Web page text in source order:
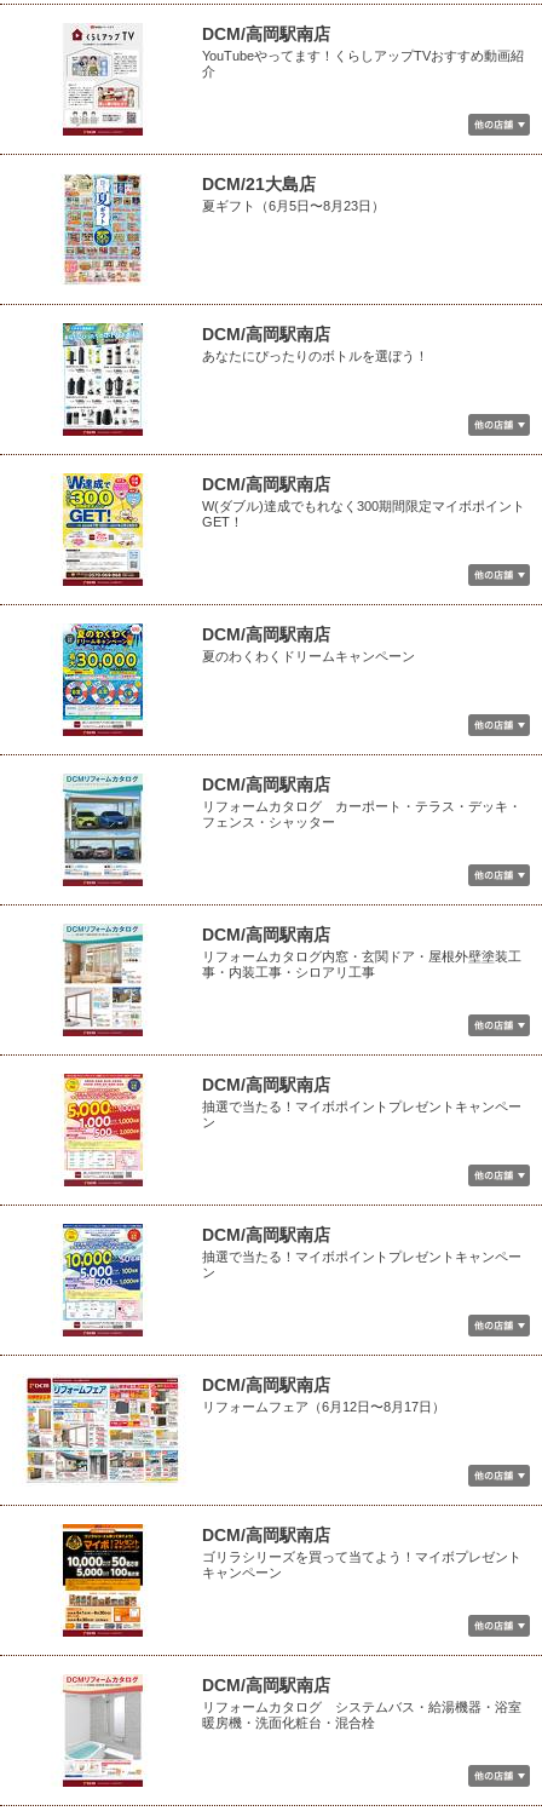
DCM/高岡駅南店
YouTubeやってます！くらしアップTVおすすめ動画紹
介
DCM/21大島店
夏ギフト（6月5日〜8月23日）
DCM/高岡駅南店
あなたにぴったりのボトルを選ぼう！
DCM/高岡駅南店
W(ダブル)達成でもれなく300期間限定マイボポイント
GET！
DCM/高岡駅南店
夏のわくわくドリームキャンペーン
DCM/高岡駅南店
リフォームカタログ カーポート・テラス・デッキ・
フェンス・シャッター
DCM/高岡駅南店
リフォームカタログ内窓・玄関ドア・屋根外壁塗装工
事・内装工事・シロアリ工事
DCM/高岡駅南店
抽選で当たる！マイボポイントプレゼントキャンペー
ン
DCM/高岡駅南店
抽選で当たる！マイボポイントプレゼントキャンペー
ン
DCM/高岡駅南店
リフォームフェア（6月12日〜8月17日）
DCM/高岡駅南店
ゴリラシリーズを買って当てよう！マイボプレゼント
キャンペーン
DCM/高岡駅南店
リフォームカタログ システムバス・給湯機器・浴室
暖房機・洗面化粧台・混合栓